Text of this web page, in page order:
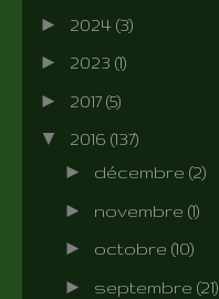
► 2024 (3)
► 2023 (1)
► 2017 (5)
▼ 2016 (137)
► décembre (2)
► novembre (1)
► octobre (10)
► septembre (21)